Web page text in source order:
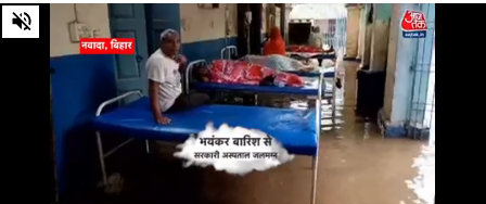
0
of
minutes,
seconds